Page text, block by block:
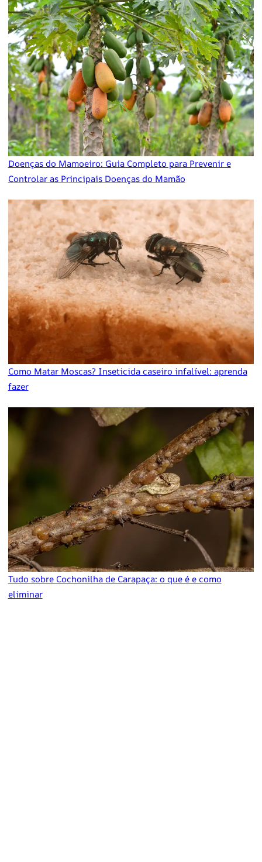
Doenças do Mamoeiro: Guia Completo para Prevenir e
Controlar as Principais Doenças do Mamão
Como Matar Moscas? Inseticida caseiro infalível: aprenda
fazer
Tudo sobre Cochonilha de Carapaça: o que é e como
eliminar